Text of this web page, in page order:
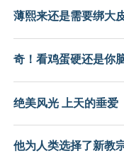
薄熙来还是需要绑大
奇！看鸡蛋硬还是你
绝美风光 上天的垂爱
他为人类选择了新教